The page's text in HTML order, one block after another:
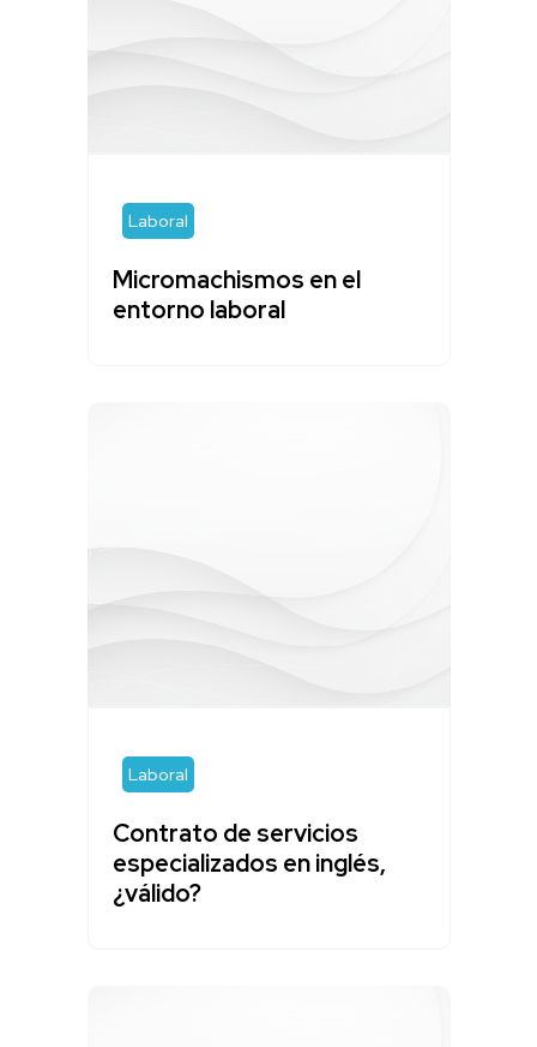
Laboral
Micromachismos en el
entorno laboral
Laboral
Contrato de servicios
especializados en inglés,
¿válido?